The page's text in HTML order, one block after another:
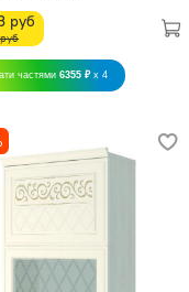
руб
частями 6355 ₽ x 4